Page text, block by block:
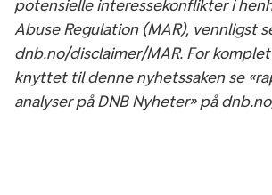
potensielle interessekonflikter i
Abuse Regulation (MAR), vennligst
dnb.no/disclaimer/MAR. For
knyttet til denne nyhetssaken se
analyser på DNB Nyheter» på